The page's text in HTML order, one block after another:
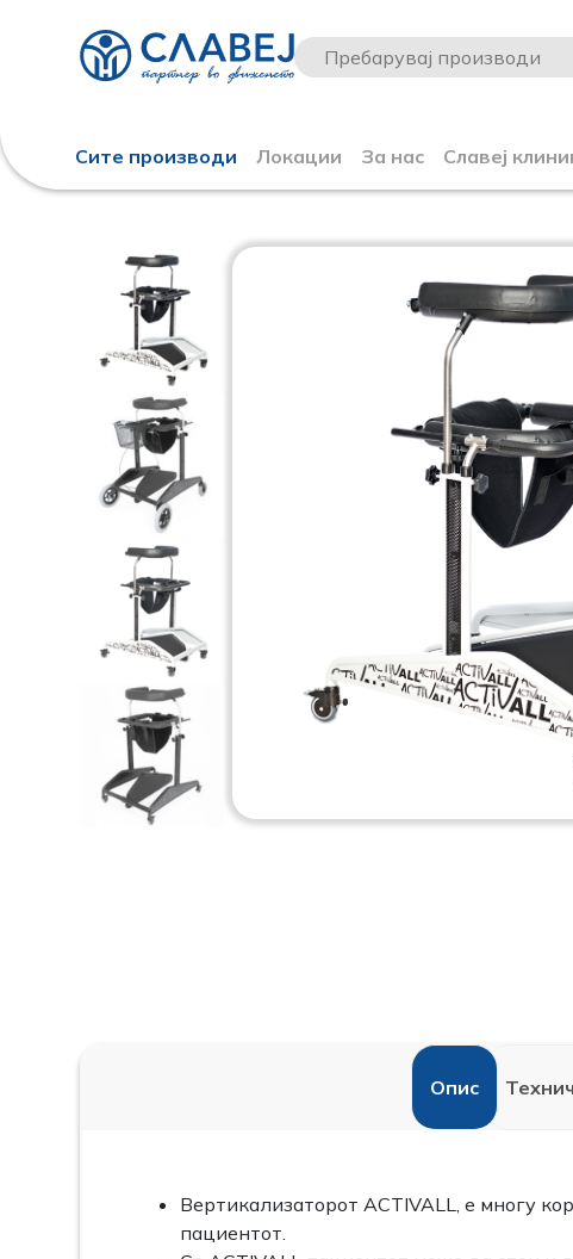
Сите производи Локации За нас Славеј
Опис
Вертикализаторот ACTIVALL, е многу
пациентот.